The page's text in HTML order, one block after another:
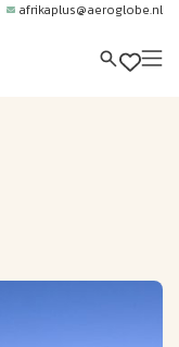
afrikaplus@aeroglobe.nl